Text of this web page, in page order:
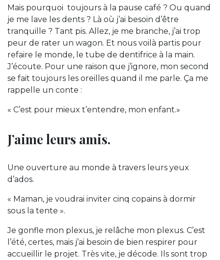
Mais pourquoi toujours à la pause café ? Ou quand
je me lave les dents ? Là où j’ai besoin d’être
tranquille ? Tant pis. Allez, je me branche, j’ai trop
peur de rater un wagon. Et nous voilà partis pour
refaire le monde, le tube de dentifrice à la main.
J’écoute. Pour une raison que j’ignore, mon second
se fait toujours les oreilles quand il me parle. Ça me
rappelle un conte :
« C’est pour mieux t’entendre, mon enfant.»
J’aime leurs amis.
Une ouverture au monde à travers leurs yeux
d’ados.
« Maman, je voudrai inviter cinq copains à dormir
sous la tente ».
Je gonfle mon plexus, je relâche mon plexus. C’est
l’été, certes, mais j’ai besoin de bien respirer pour
accueillir le projet. Très vite, je décode. Ils sont trop